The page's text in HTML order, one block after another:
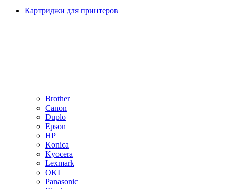
Картриджи для принтеров
Brother
Canon
Duplo
Epson
HP
Konica
Kyocera
Lexmark
OKI
Panasonic